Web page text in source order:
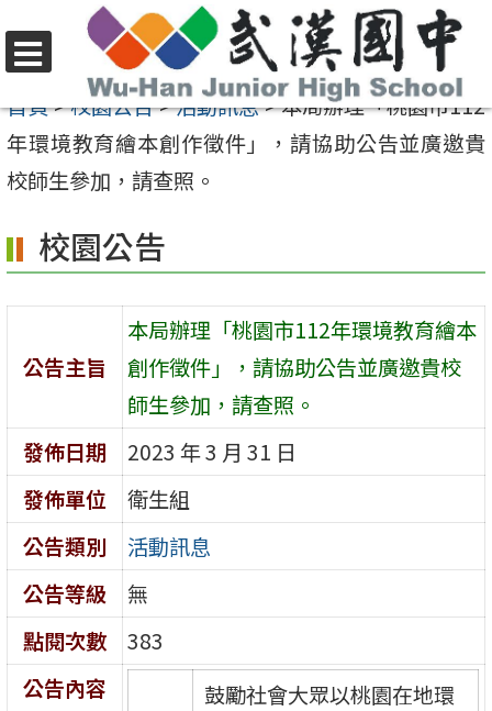
至
要
內
區
選
單
首頁>校園公告>活動訊息>本局辦理「桃園市112
年環境教育繪本創作徵件」，請協助公告並廣邀貴
校師生參加，請查照。
校園公告
公告主旨
本局辦理「桃園市112年環境教育繪本
創作徵件」，請協助公告並廣邀貴校
師生參加，請查照。
發佈日期
2023 年 3 月 31 日
發佈單位
衛生組
公告類別
活動訊息
公告等級
無
點閱次數
383
公告內容
鼓勵社會大眾以桃園在地環